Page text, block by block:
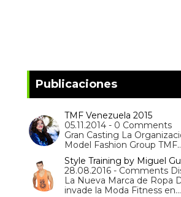
Publicaciones
TMF Venezuela 2015
05.11.2014 - 0 Comments
Gran Casting La
Model Fashion Group
Style Training by Miguel
28.08.2016 - Comments
La Nueva Marca de Ropa
invade la Moda Fitness en…